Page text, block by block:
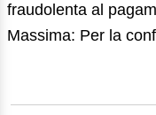
fraudolenta al
Massima: Per la